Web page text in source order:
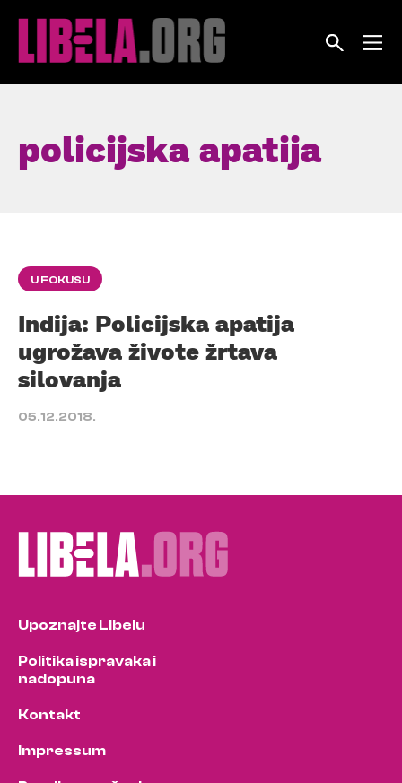
policijska apatija
U FOKUSU
Indija: Policijska apatija
ugrožava živote žrtava
silovanja
05.12.2018.
Upoznajte Libelu
Politika ispravaka i
nadopuna
Kontakt
Impressum